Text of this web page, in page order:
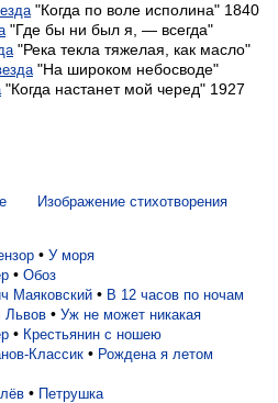
"Когда по воле исполина" 1840
"Где бы ни был я, — всегда"
"Река текла тяжелая, как масло"
"На широком небосводе"
"Когда настанет мой черед" 1927
Изображение стихотворения
• У моря
• Обоз
Маяковский • В 12 часов по ночам
Львов • Уж не может никакая
• Крестьянин с ношею
Классик • Рождена я летом
• Петрушка